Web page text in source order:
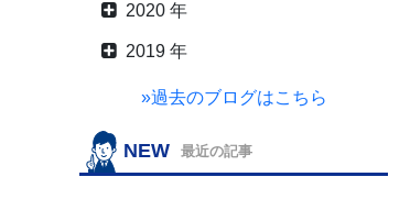
2020 年
2019 年
»過去のブログはこちら
NEW 最近の記事